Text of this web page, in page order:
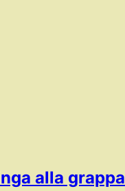
alla grappa